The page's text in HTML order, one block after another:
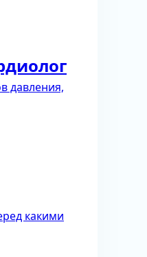
давления,
какими